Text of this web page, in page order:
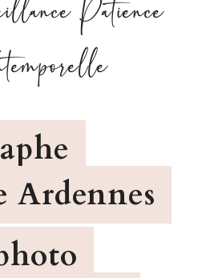
Patience
Ardennes